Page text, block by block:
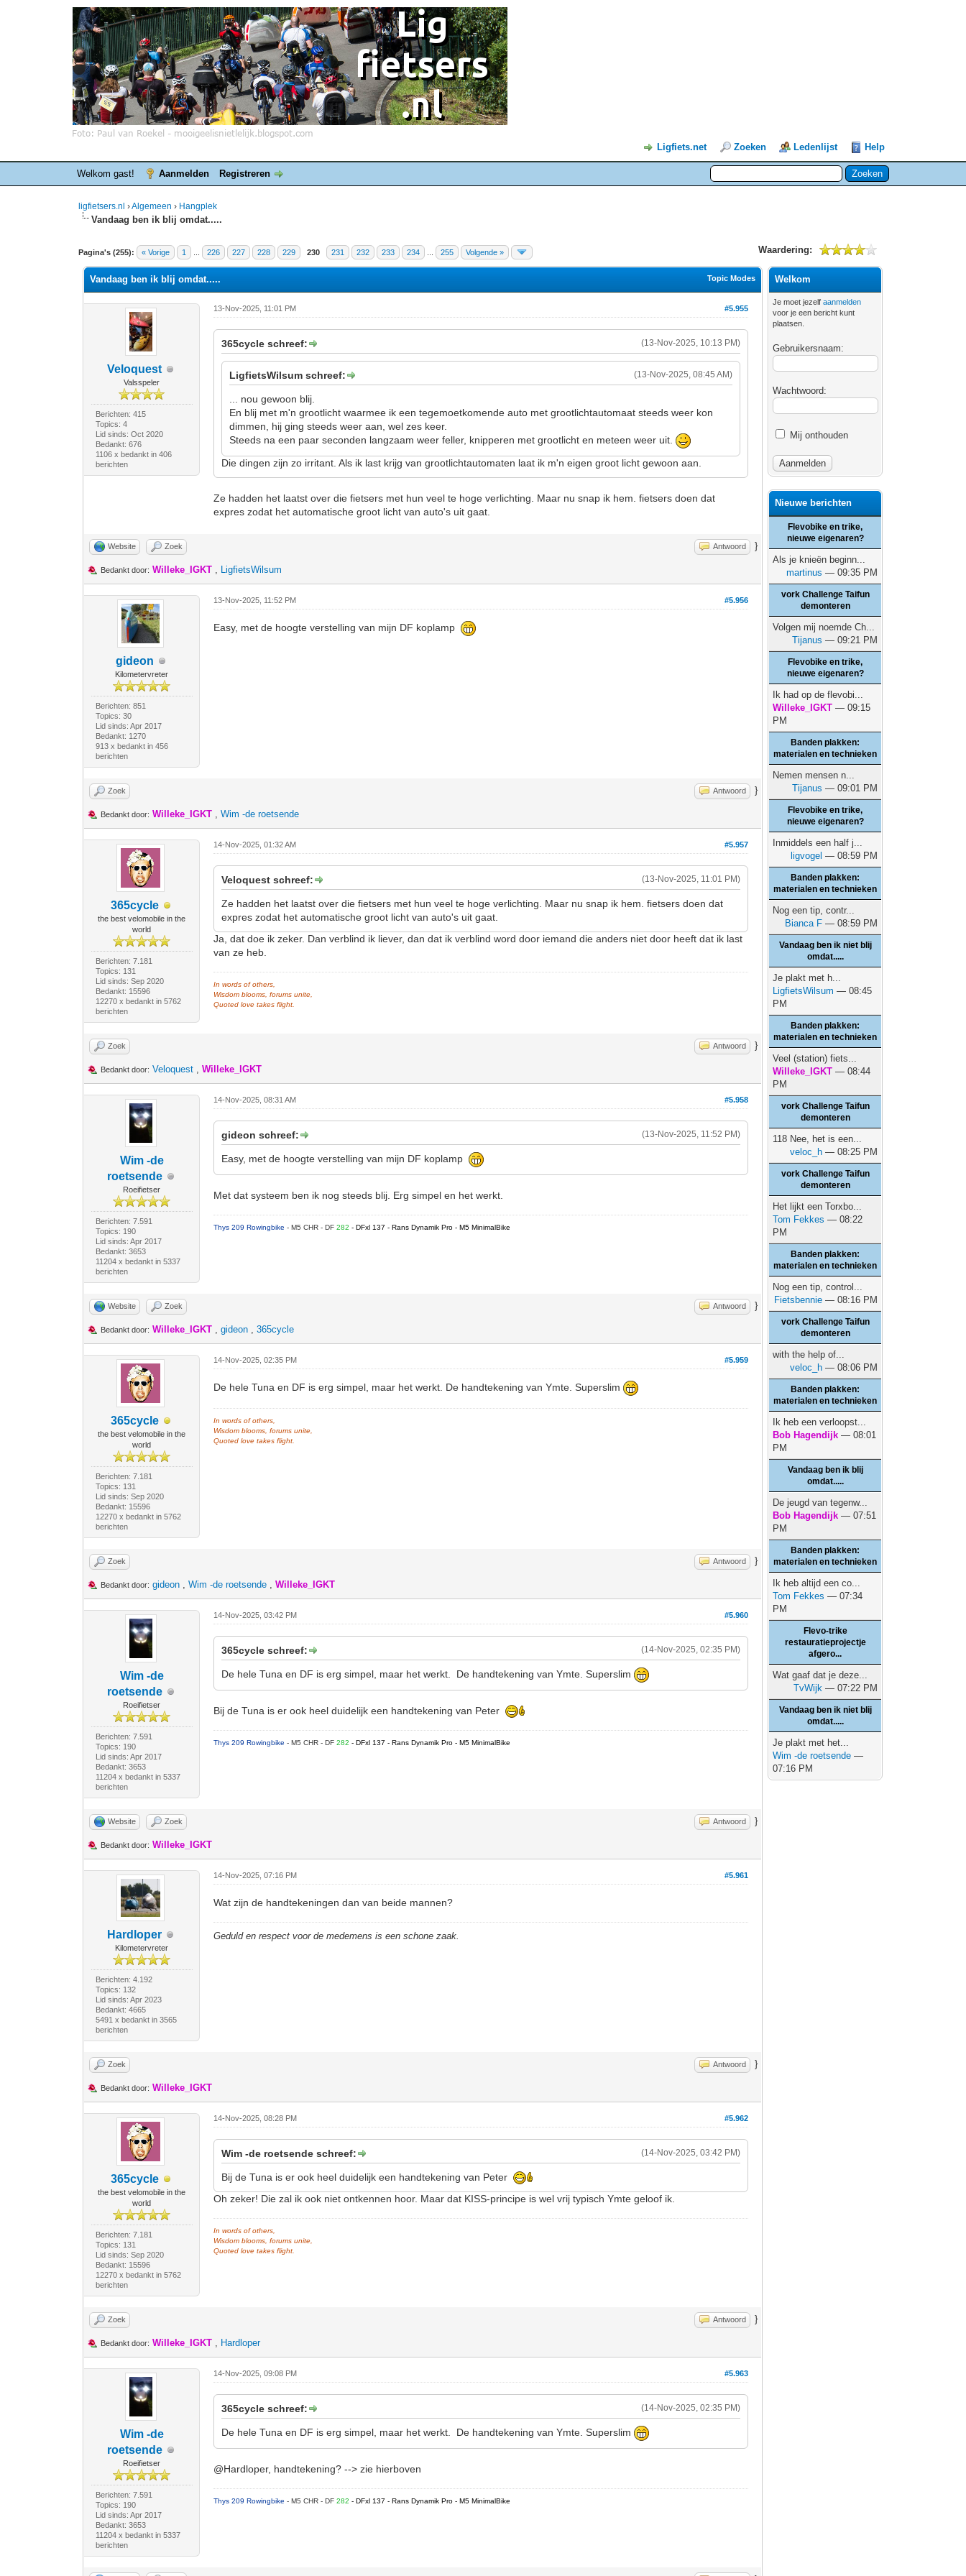
Ligfiets.net Zoeken Ledenlijst Help
Welkom gast! Aanmelden Registreren
ligfietsers.nl ›Algemeen › Hangplek
Vandaag ben ik blij omdat.....
Pagina's (255): « Vorige 1 226 227 228 229 230 231 232 233 234 255 Volgende » Waardering:
8 stemmen - gemiddelde waardering is 4.25
1
2
3
4
5
Topic Modes
Vandaag ben ik blij omdat.....
Veloquest
Valsspeler
Berichten: 415
Topics: 4
Lid sinds: Oct 2020
Bedankt: 676
1106 x bedankt in 406
berichten
#5.955
13-Nov-2025, 11:01 PM
(13-Nov-2025, 10:13 PM)
365cycle schreef:
(13-Nov-2025, 08:45 AM)
LigfietsWilsum schreef:
... nou gewoon blij.
En blij met m'n grootlicht waarmee ik een tegemoetkomende auto met grootlichtautomaat steeds weer kon
dimmen, hij ging steeds weer aan, wel zes keer.
Steeds na een paar seconden langzaam weer feller, knipperen met grootlicht en meteen weer uit.
Die dingen zijn zo irritant. Als ik last krijg van grootlichtautomaten laat ik m'n eigen groot licht gewoon aan.
Ze hadden het laatst over die fietsers met hun veel te hoge verlichting. Maar nu snap ik hem. fietsers doen dat
expres zodat het automatische groot licht van auto's uit gaat.
Website Zoek Antwoord }
Bedankt door: Willeke_IGKT , LigfietsWilsum
gideon
Kilometervreter
Berichten: 851
Topics: 30
Lid sinds: Apr 2017
Bedankt: 1270
913 x bedankt in 456
berichten
#5.956
13-Nov-2025, 11:52 PM
Easy, met de hoogte verstelling van mijn DF koplamp
Zoek Antwoord }
Bedankt door: Willeke_IGKT ,Wim -de roetsende
365cycle
the best velomobile in the
world
Berichten: 7.181
Topics: 131
Lid sinds: Sep 2020
Bedankt: 15596
12270 x bedankt in 5762
berichten
#5.957
14-Nov-2025, 01:32 AM
(13-Nov-2025, 11:01 PM)
Veloquest schreef:
Ze hadden het laatst over die fietsers met hun veel te hoge verlichting. Maar nu snap ik hem. fietsers doen dat
expres zodat het automatische groot licht van auto's uit gaat.
Ja, dat doe ik zeker. Dan verblind ik liever, dan dat ik verblind word door iemand die anders niet door heeft dat ik last
van ze heb.
In words of others,
Wisdom blooms, forums unite,
Quoted love takes flight.
Zoek Antwoord }
Bedankt door: Veloquest ,Willeke_IGKT
Wim -de
roetsende
Roeifietser
Berichten: 7.591
Topics: 190
Lid sinds: Apr 2017
Bedankt: 3653
11204 x bedankt in 5337
berichten
#5.958
14-Nov-2025, 08:31 AM
(13-Nov-2025, 11:52 PM)
gideon schreef:
Easy, met de hoogte verstelling van mijn DF koplamp
Met dat systeem ben ik nog steeds blij. Erg simpel en het werkt.
Thys 209 Rowingbike- M5 CHR - DF282- DFxl 137 - Rans Dynamik Pro - M5 MinimalBike
Website Zoek Antwoord }
Bedankt door: Willeke_IGKT ,gideon ,365cycle
365cycle
the best velomobile in the
world
Berichten: 7.181
Topics: 131
Lid sinds: Sep 2020
Bedankt: 15596
12270 x bedankt in 5762
berichten
#5.959
14-Nov-2025, 02:35 PM
De hele Tuna en DF is erg simpel, maar het werkt. De handtekening van Ymte. Superslim
In words of others,
Wisdom blooms, forums unite,
Quoted love takes flight.
Zoek Antwoord }
Bedankt door: gideon ,Wim -de roetsende ,Willeke_IGKT
Wim -de
roetsende
Roeifietser
Berichten: 7.591
Topics: 190
Lid sinds: Apr 2017
Bedankt: 3653
11204 x bedankt in 5337
berichten
#5.960
14-Nov-2025, 03:42 PM
(14-Nov-2025, 02:35 PM)
365cycle schreef:
De hele Tuna en DF is erg simpel, maar het werkt. De handtekening van Ymte. Superslim
Bij de Tuna is er ook heel duidelijk een handtekening van Peter
Thys 209 Rowingbike- M5 CHR - DF282- DFxl 137 - Rans Dynamik Pro - M5 MinimalBike
Website Zoek Antwoord }
Bedankt door: Willeke_IGKT
Hardloper
Kilometervreter
Berichten: 4.192
Topics: 132
Lid sinds: Apr 2023
Bedankt: 4665
5491 x bedankt in 3565
berichten
#5.961
14-Nov-2025, 07:16 PM
Wat zijn de handtekeningen dan van beide mannen?
Geduld en respect voor de medemens is een schone zaak.
Zoek Antwoord }
Bedankt door: Willeke_IGKT
365cycle
the best velomobile in the
world
Berichten: 7.181
Topics: 131
Lid sinds: Sep 2020
Bedankt: 15596
12270 x bedankt in 5762
berichten
#5.962
14-Nov-2025, 08:28 PM
(14-Nov-2025, 03:42 PM)
Wim -de roetsende schreef:
Bij de Tuna is er ook heel duidelijk een handtekening van Peter
Oh zeker! Die zal ik ook niet ontkennen hoor. Maar dat KISS-principe is wel vrij typisch Ymte geloof ik.
In words of others,
Wisdom blooms, forums unite,
Quoted love takes flight.
Zoek Antwoord }
Bedankt door: Willeke_IGKT , Hardloper
Wim -de
roetsende
Roeifietser
Berichten: 7.591
Topics: 190
Lid sinds: Apr 2017
Bedankt: 3653
11204 x bedankt in 5337
berichten
#5.963
14-Nov-2025, 09:08 PM
(14-Nov-2025, 02:35 PM)
365cycle schreef:
De hele Tuna en DF is erg simpel, maar het werkt. De handtekening van Ymte. Superslim
@Hardloper, handtekening? --> zie hierboven
Thys 209 Rowingbike- M5 CHR - DF282- DFxl 137 - Rans Dynamik Pro - M5 MinimalBike
Welkom
Je moet jezelfaanmelden
voor je een bericht kunt
plaatsen.
Gebruikersnaam:
Wachtwoord:
Mij onthouden
Nieuwe berichten
Flevobike en trike,
nieuwe eigenaren?
Als je knieën beginn...
martinus — 09:35 PM
vork Challenge Taifun
demonteren
Volgen mij noemde Ch...
Tijanus — 09:21 PM
Flevobike en trike,
nieuwe eigenaren?
Ik had op de flevobi...
Willeke_IGKT — 09:15
PM
Banden plakken:
materialen en technieken
Nemen mensen n...
Tijanus — 09:01 PM
Flevobike en trike,
nieuwe eigenaren?
Inmiddels een half j...
ligvogel — 08:59 PM
Banden plakken:
materialen en technieken
Nog een tip, contr...
Bianca F — 08:59 PM
Vandaag ben ik niet blij
omdat.....
Je plakt met h...
LigfietsWilsum — 08:45
PM
Banden plakken:
materialen en technieken
Veel (station) fiets...
Willeke_IGKT — 08:44
PM
vork Challenge Taifun
demonteren
118 Nee, het is een...
veloc_h — 08:25 PM
vork Challenge Taifun
demonteren
Het lijkt een Torxbo...
Tom Fekkes — 08:22
PM
Banden plakken:
materialen en technieken
Nog een tip, control...
Fietsbennie — 08:16 PM
vork Challenge Taifun
demonteren
with the help of...
veloc_h — 08:06 PM
Banden plakken:
materialen en technieken
Ik heb een verloopst...
Bob Hagendijk — 08:01
PM
Vandaag ben ik blij
omdat.....
De jeugd van tegenw...
Bob Hagendijk — 07:51
PM
Banden plakken:
materialen en technieken
Ik heb altijd een co...
Tom Fekkes — 07:34
PM
Flevo-trike
restauratieprojectje
afgero...
Wat gaaf dat je deze...
TvWijk — 07:22 PM
Vandaag ben ik niet blij
omdat.....
Je plakt met het...
Wim -de roetsende —
07:16 PM